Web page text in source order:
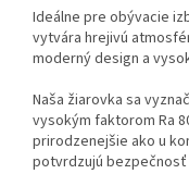
Ideálne pre obývacie
vytvára hrejivú
moderný design a
Naša žiarovka sa
vysokým faktorom Ra
prirodzenejšie ako u
potvrdzujú